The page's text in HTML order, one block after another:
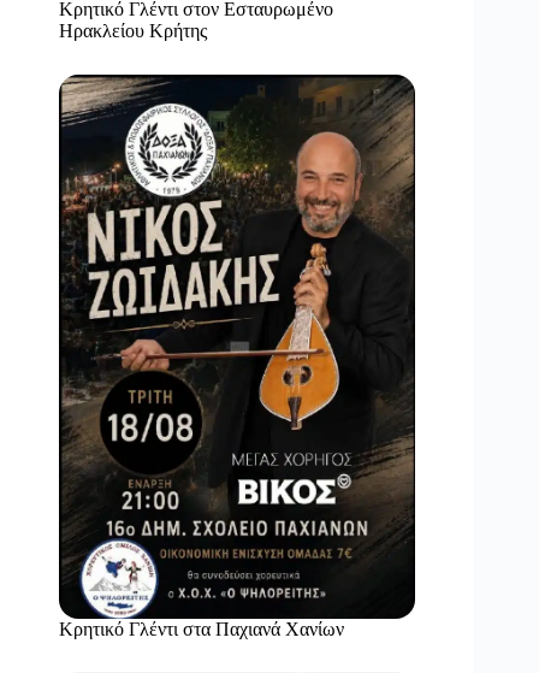
Κρητικό Γλέντι στον Εσταυρωμένο
Ηρακλείου Κρήτης
Κρητικό Γλέντι στα Παχιανά Χανίων